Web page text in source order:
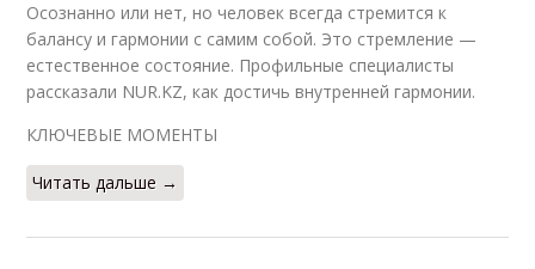
Осознанно или нет, но человек всегда стремится к
балансу и гармонии с самим собой. Это стремление —
естественное состояние. Профильные специалисты
рассказали NUR.KZ, как достичь внутренней гармонии.
КЛЮЧЕВЫЕ МОМЕНТЫ
Читать дальше →